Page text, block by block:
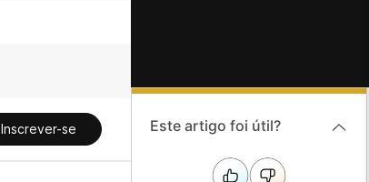
Inscrever-se Este artigo foi útil?